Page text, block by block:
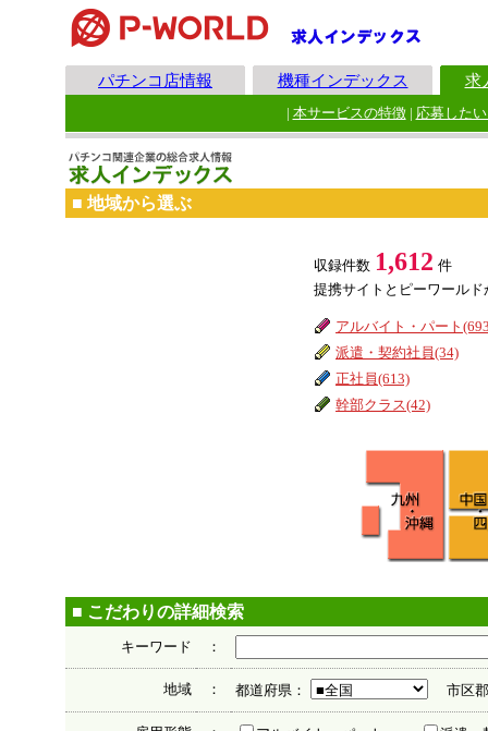
パチンコ店情報 機種インデックス 求
| 本サービスの特徴| 応募した
■ 地域から選ぶ
収録件数 1,612 件
提携サイトとピーワール
アルバイト・パート
派遣・契約社員(34)
正社員(613)
幹部クラス(42)
■ こだわりの詳細検索
キーワード ：
地域 ： 都道府県： 市区